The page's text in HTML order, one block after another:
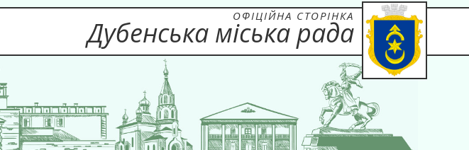
ОФІЦІЙНА СТОРІНКА
Дубенська міська рада